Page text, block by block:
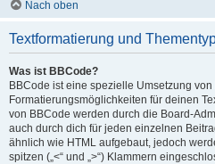
Nach oben
Textformatierung und
Was ist BBCode?
BBCode ist eine spezielle Umsetzung
Formatierungsmöglichkeiten für deinen
von BBCode werden durch die Board-
auch durch dich für jeden einzelnen
ähnlich wie HTML aufgebaut, jedoch
spitzen („<“ und „>“) Klammern